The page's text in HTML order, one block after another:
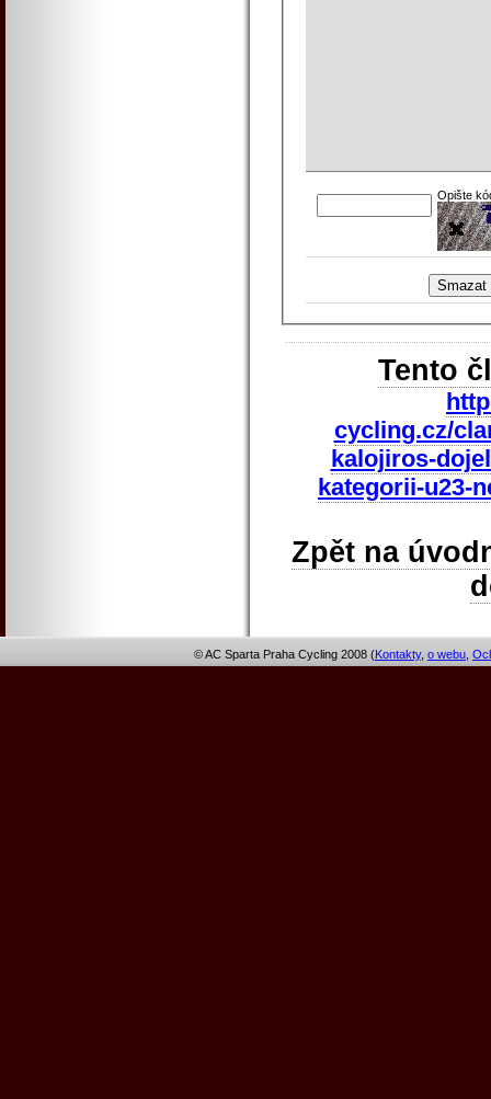
Opište
Tento
cycling.cz/
kalojiros-
kategorii-u23-
Zpět na
© AC Sparta Praha Cycling 2008 (Kontakty, o webu